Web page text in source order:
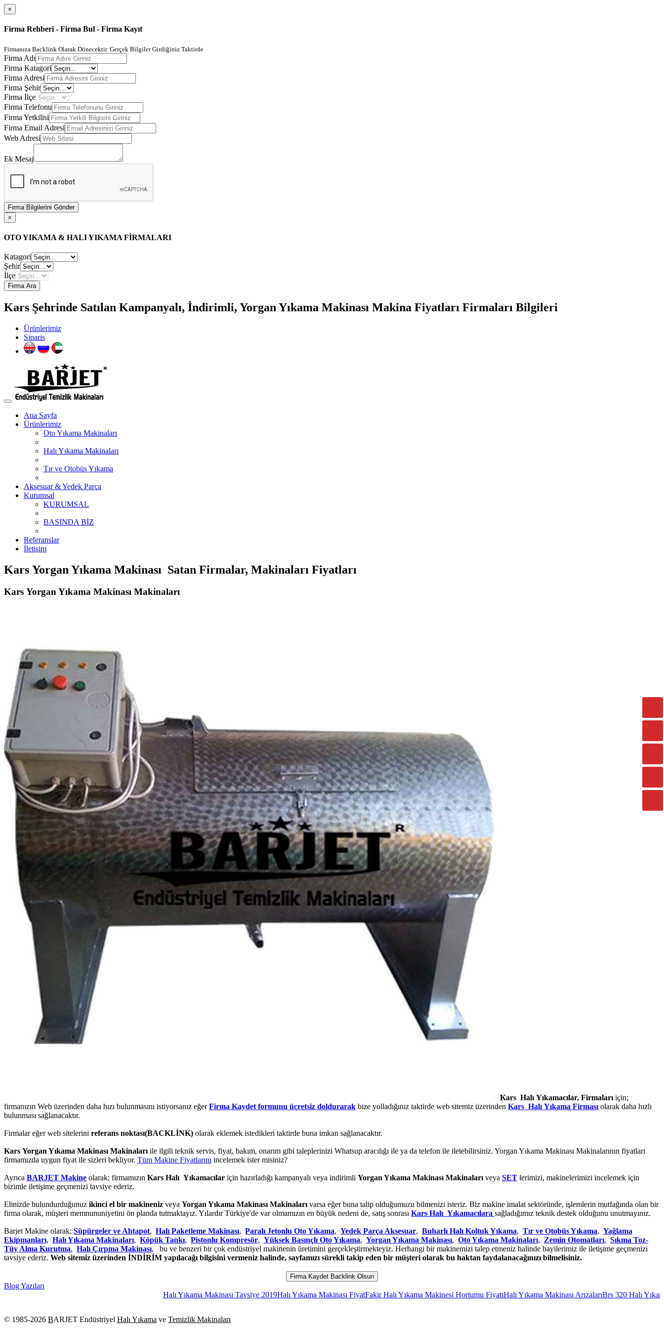
×
Firma Rehberi - Firma Bul - Firma Kayıt
Firmanıza Backlink Olarak Dönecektir. Gerçek Bilgiler Girdiğiniz Taktirde
Firma Adı
Firma Katagori
Firma Adresi
Firma Şehir
Firma İlçe
Firma Telefonu
Firma Yetkilisi
Firma Email Adresi
Web Adresi
Ek Mesaj
Firma Bilgilerini Gönder
×
OTO YIKAMA & HALI YIKAMA FİRMALARI
Katagori
Şehir
İlçe
Firma Ara
Kars Şehrinde Satılan Kampanyalı, İndirimli, Yorgan Yıkama Makinası Makina Fiyatları Firmaları Bilgileri
Ürünlerimiz
Siparis
Ana Sayfa
Ürünlerimiz
Oto Yıkama Makinaları
Halı Yıkama Makinaları
Tır ve Otobüs Yıkama
Aksesuar & Yedek Parça
Kurumsal
KURUMSAL
BASINDA BİZ
Referanslar
İletişim
Kars Yorgan Yıkama Makinası Satan Firmalar, Makinaları Fiyatları
Kars Yorgan Yıkama Makinası Makinaları
Kars Halı Yıkamacılar, Firmalarıiçin;
firmanızın Web üzerinden daha hızı bulunmasını istiyorsanız eğerFirma Kaydet formunu ücretsiz doldurarak bize yolladığınız taktirde web sitemiz üzerinden Kars Halı Yıkama Firmasıolarak daha hızlı
bulunması sağlanacaktır.
Firmalar eğer web sitelerini referans noktası(BACKLİNK) olarak eklemek istedikleri taktirde buna imkan sağlanacaktır.
Kars Yorgan Yıkama Makinası Makinalarıile ilgili teknik servis, fiyat, bakım, onarım gibi taleplerinizi Whatsup aracılığı ile ya da telefon ile iletebilirsiniz. Yorgan Yıkama Makinası Makinalarının fiyatları
firmamızda uygun fiyat ile sizleri bekliyor. Tüm Makine Fiyatlarını incelemek ister misiniz?
Ayrıca BARJET Makine olarak; firmamızın Kars Halı Yıkamacılar için hazırladığı kampanyalı veya indirimli Yorgan Yıkama Makinası Makinalarıveya SET lerimizi, makinelerimizi incelemek için
bizimle iletişime geçmenizi tavsiye ederiz.
Elinizde bulundurduğunuz ikinci el bir makineniz veya Yorgan Yıkama Makinası Makinalarıvarsa eğer buna talip olduğumuzu bilmenizi isteriz. Biz makine imalat sektöründe, işlemlerin mutfağında olan bir
firma olarak, müşteri memnununiyetini ön planda tutmaktayız. Yılardır Türkiye'de var olmamızın en büyük nedeni de, satış sonrası Kars Halı Yıkamacılara sağladığımız teknik destek olduğunu unutmayınız.
Barjet Makine olarak; Süpürgeler ve Ahtapot, Halı Paketleme Makinası, Paralı Jetonlu Oto Yıkama, Yedek Parça Aksesuar, Buharlı Halı Koltuk Yıkama, Tır ve Otobüs Yıkama, Yağlama
Ekipmanları, Halı Yıkama Makinaları, Köpük Tankı, Pistonlu Kompresör, Yüksek Basınçlı Oto Yıkama, Yorgan Yıkama Makinası, Oto Yıkama Makinaları, Zemin Otomatları, Sıkma Toz-
Tüy Alma Kurutma, Halı Çırpma Makinası, bu ve benzeri bir çok endüstriyel makinenin üretimini gerçekleştirmekteyiz. Herhangi bir makinemizi talep etmeniz halinde bayilerimiz ile iletişime geçmenizi
tavsiye ederiz. Web sitemiz üzerinden İNDİRİM yapılacağı bilgisini vermeniz halinde, sayfamızı sürekli takip eden bir müşteri olarak bu haktan faydalanacağınızı bilmelisiniz.
Firma Kaydet Backlink Olsun
Blog Yazıları
Halı Yıkama Makinası Tavsiye 2019Halı Yıkama Makinası FiyatFakir Halı Yıkama Makinesi Hortumu FiyatıHalı Yıkama Makinası ArızalarıBrs 320 Halı Yıkama
© 1985-2026 BARJET Endüstriyel Halı Yıkama ve Temizlik Makinaları